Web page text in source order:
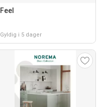
Feel
Gyldig i 5 dager